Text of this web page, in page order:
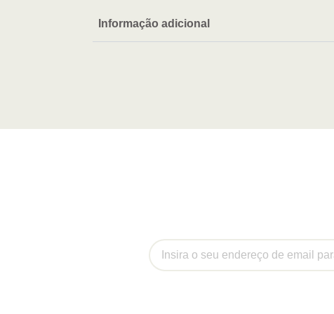
Informação adicional